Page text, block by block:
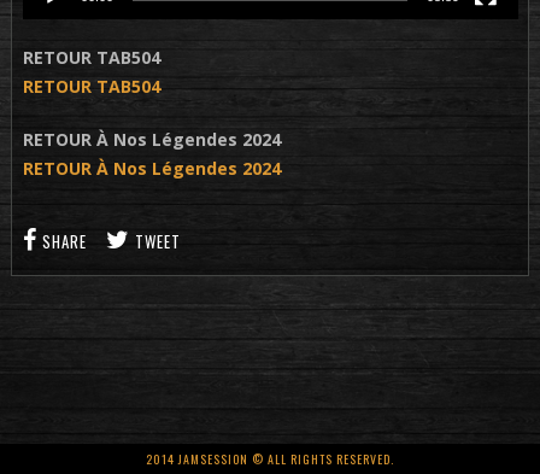
RETOUR TAB504
RETOUR TAB504
RETOUR À Nos Légendes 2024
RETOUR À Nos Légendes 2024
SHARE TWEET
2014 JAMSESSION © ALL RIGHTS RESERVED.